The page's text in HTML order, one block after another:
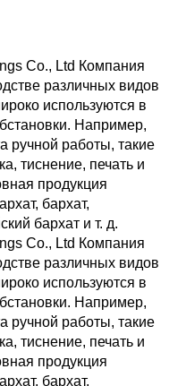
Co., Ltd Компания
различных видов
используются в
Например,
ручной работы, такие
тиснение, печать и
продукция
бархат,
бархат и т. д.
Co., Ltd Компания
различных видов
используются в
Например,
ручной работы, такие
тиснение, печать и
продукция
бархат,